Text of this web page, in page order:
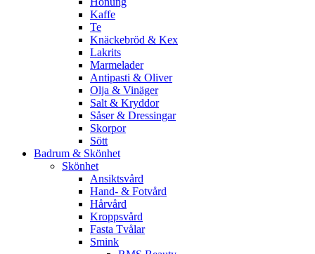
Kaffe
Te
Knäckebröd & Kex
Lakrits
Marmelader
Antipasti & Oliver
Olja & Vinäger
Salt & Kryddor
Såser & Dressingar
Skorpor
Sött
Badrum & Skönhet
Skönhet
Ansiktsvård
Hand- & Fotvård
Hårvård
Kroppsvård
Fasta Tvålar
Smink